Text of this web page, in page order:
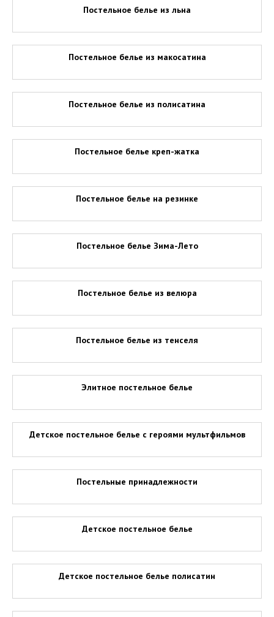
Постельное белье из льна
Постельное белье из макосатина
Постельное белье из полисатина
Постельное белье креп-жатка
Постельное белье на резинке
Постельное белье Зима-Лето
Постельное белье из велюра
Постельное белье из тенселя
Элитное постельное белье
Детское постельное белье с героями мультфильмов
Постельные принадлежности
Детское постельное белье
Детское постельное белье полисатин